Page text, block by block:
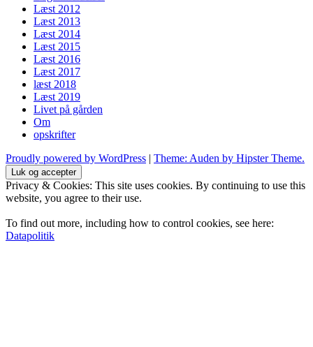
Læst 2012
Læst 2013
Læst 2014
Læst 2015
Læst 2016
Læst 2017
læst 2018
Læst 2019
Livet på gården
Om
opskrifter
Proudly powered by WordPress | Theme: Auden by Hipster Theme.
Privacy & Cookies: This site uses cookies. By continuing to use this
website, you agree to their use.
To find out more, including how to control cookies, see here:
Datapolitik